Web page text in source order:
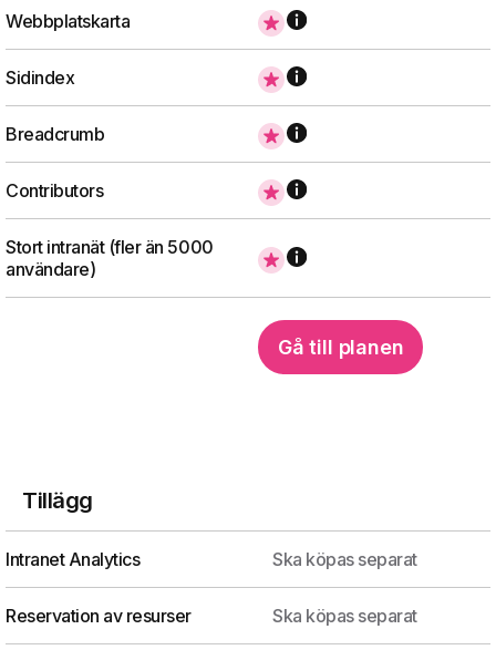
Webbplatskarta
Sidindex
Breadcrumb
Contributors
Stort intranät (fler än 5000
användare)
Gå till planen
Tillägg
Intranet Analytics Ska köpas separat
Reservation av resurser Ska köpas separat